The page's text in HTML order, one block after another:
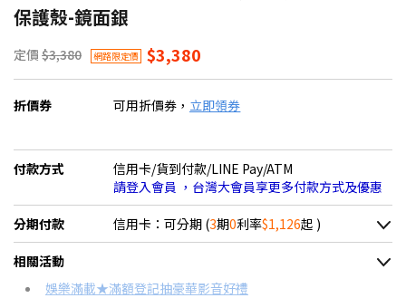
保護殼-鏡面銀
定價 $3,380 網路限定價 $3,380
折價券 可用折價券， 立即領券
付款方式
信用卡/貨到付款/LINE Pay/ATM
請登入會員 ，台灣大會員享更多付款方式及優惠
分期付款 信用卡：可分期 (3期0利率$1,126起 )
＊實際可分期數、適用利率，請以購物車顯示為主
信用卡分期
相關活動
娛樂滿載★滿額登記抽豪華影音好禮